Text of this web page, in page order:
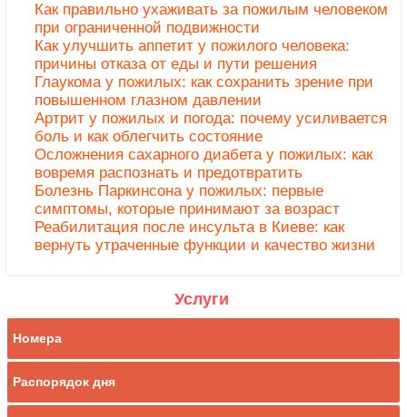
Как правильно ухаживать за пожилым человеком
при ограниченной подвижности
Как улучшить аппетит у пожилого человека:
причины отказа от еды и пути решения
Глаукома у пожилых: как сохранить зрение при
повышенном глазном давлении
Артрит у пожилых и погода: почему усиливается
боль и как облегчить состояние
Осложнения сахарного диабета у пожилых: как
вовремя распознать и предотвратить
Болезнь Паркинсона у пожилых: первые
симптомы, которые принимают за возраст
Реабилитация после инсульта в Киеве: как
вернуть утраченные функции и качество жизни
Услуги
Номера
Распорядок дня